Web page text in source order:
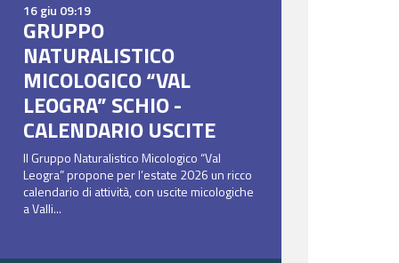
16 giu 09:19
GRUPPO
NATURALISTICO
MICOLOGICO “VAL
LEOGRA” SCHIO -
CALENDARIO USCITE
Il Gruppo Naturalistico Micologico “Val
Leogra” propone per l’estate 2026 un ricco
calendario di attività, con uscite micologiche
a Valli...